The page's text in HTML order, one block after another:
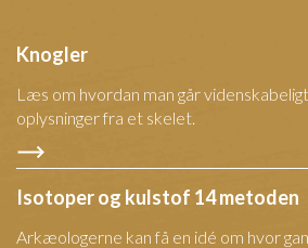
Knogler
Læs om hvordan man går
oplysninger fra et skelet.
Isotoper og kulstof 14 metoden
Arkæologerne kan få en idé om hvor